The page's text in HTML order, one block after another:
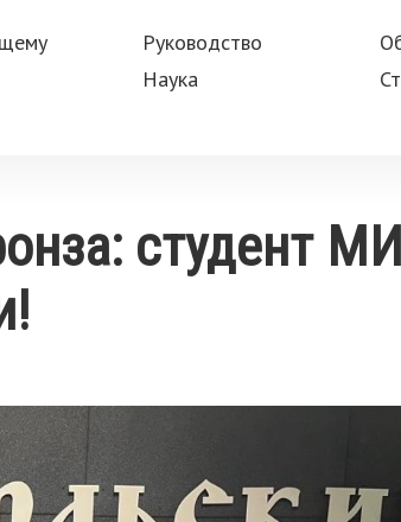
Руководство
Наука
студент